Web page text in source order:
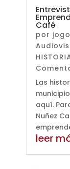
Café
por
Las
aquí.
Nuñez
leer